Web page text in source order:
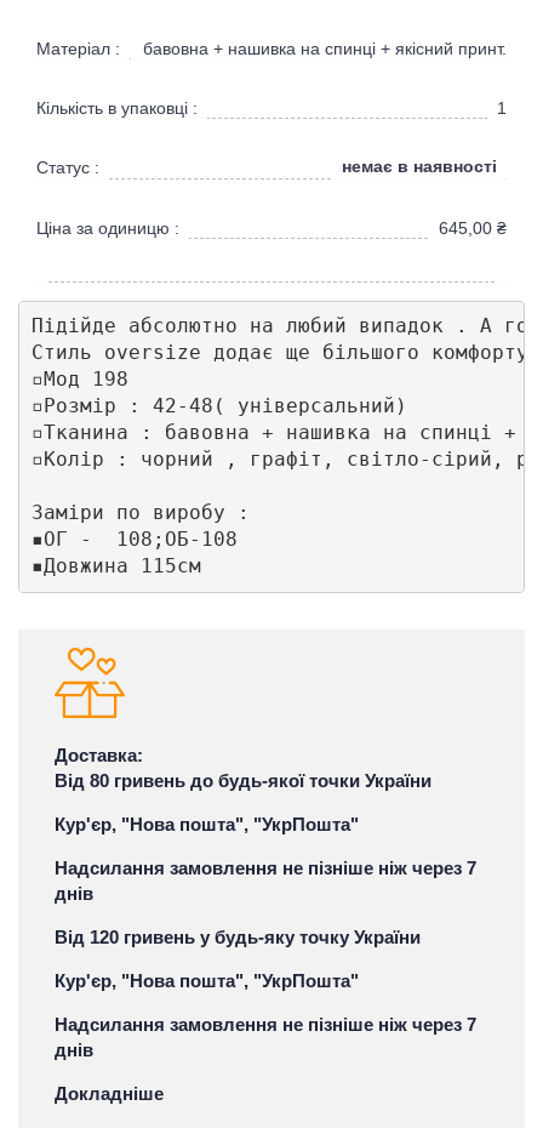
Матеріал : бавовна + нашивка на спинці + якісний принт.
Кількість в упаковці : 1
Статус : немає в наявності
Ціна за одиницю : 645,00 ₴
Підійде абсолютно на любий випадок . А
Стиль oversize додає ще більшого
▫️Мод 198
▫️Розмір : 42-48( універсальний)
▫️Тканина : бавовна + нашивка на спинці +
▫️Колір : чорний , графіт, світло-сірий,
Заміри по виробу :
▪️ОГ -  108;ОБ-108
▪️Довжина 115см
Доставка:
Від 80 гривень до будь-якої точки України
Кур'єр, "Нова пошта", "УкрПошта"
Надсилання замовлення не пізніше ніж через 7
днів
Від 120 гривень у будь-яку точку України
Кур'єр, "Нова пошта", "УкрПошта"
Надсилання замовлення не пізніше ніж через 7
днів
Докладніше